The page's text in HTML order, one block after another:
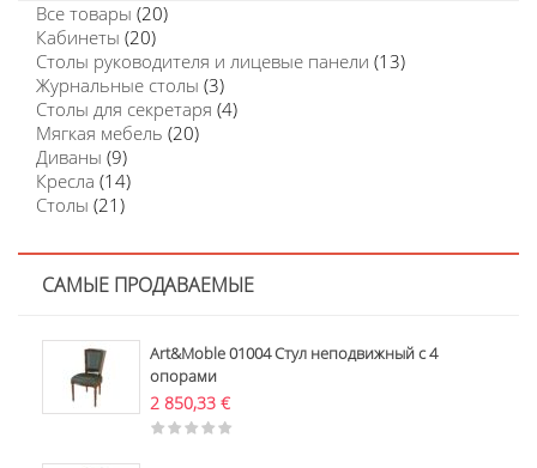
Все товары (20)
Кабинеты (20)
Столы руководителя и лицевые панели (13)
Журнальные столы (3)
Столы для секретаря (4)
Мягкая мебель (20)
Диваны (9)
Кресла (14)
Столы (21)
САМЫЕ ПРОДАВАЕМЫЕ
Art&Moble 01004 Стул неподвижный с 4
опорами
2 850,33 €